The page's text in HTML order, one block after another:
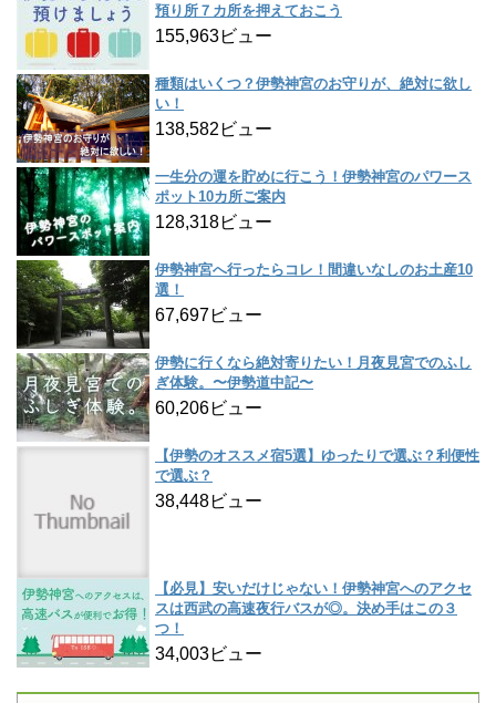
預り所７カ所を押えておこう
155,963ビュー
種類はいくつ？伊勢神宮のお守りが、絶対に欲し
い！
138,582ビュー
一生分の運を貯めに行こう！伊勢神宮のパワース
ポット10カ所ご案内
128,318ビュー
伊勢神宮へ行ったらコレ！間違いなしのお土産10
選！
67,697ビュー
伊勢に行くなら絶対寄りたい！月夜見宮でのふし
ぎ体験。〜伊勢道中記〜
60,206ビュー
【伊勢のオススメ宿5選】ゆったりで選ぶ？利便性
で選ぶ？
38,448ビュー
【必見】安いだけじゃない！伊勢神宮へのアクセ
スは西武の高速夜行バスが◎。決め手はこの３
つ！
34,003ビュー